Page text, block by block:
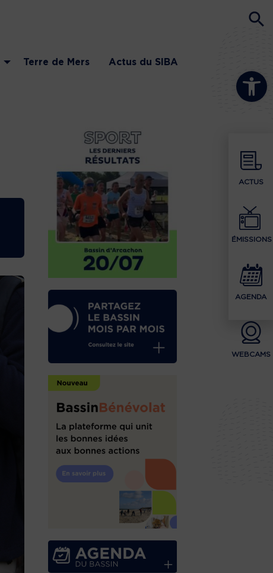
Ouvrir la
ACTUS
ÉMISSIONS
AGENDA
WEBCAMS
Terre de Mers Actus du SIBA